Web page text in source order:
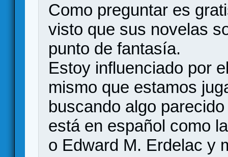
Como preguntar es
visto que sus novelas
punto de fantasía.
Estoy influenciado por
mismo que estamos
buscando algo
está en español como
o Edward M. Erdelac y